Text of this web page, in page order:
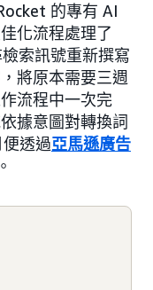
的專有 AI
化流程處理了
索訊號重新撰寫
將原本需要三週
流程中一次完
據意圖對轉換詞
透過亞馬遜廣告